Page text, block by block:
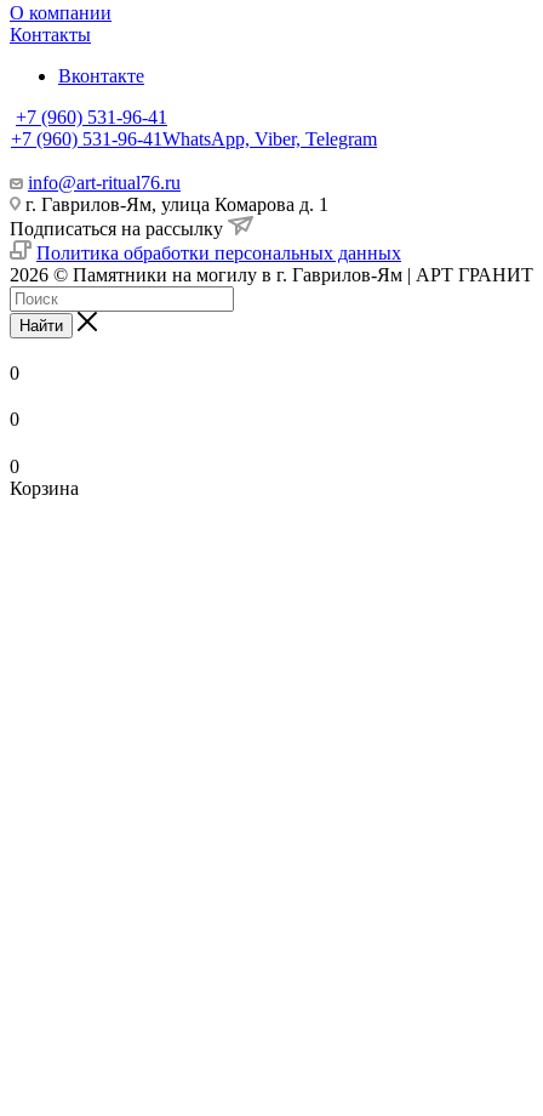
О компании
Контакты
Вконтакте
+7 (960) 531-96-41
+7 (960) 531-96-41WhatsApp, Viber, Telegram
info@art-ritual76.ru
г. Гаврилов-Ям, улица Комарова д. 1
Подписаться на рассылку
Политика обработки персональных данных
2026 © Памятники на могилу в г. Гаврилов-Ям | АРТ ГРАНИТ
Найти
0
0
0
Корзина